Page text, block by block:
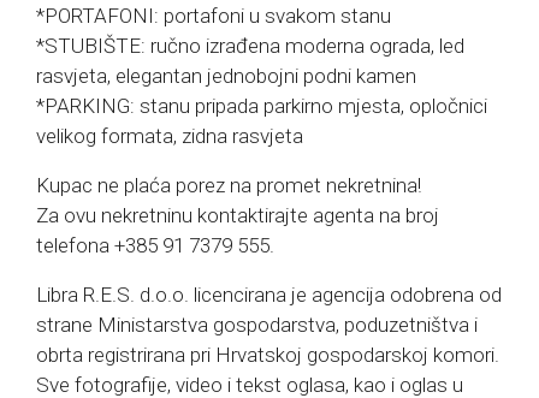
*PORTAFONI: portafoni u svakom stanu
*STUBIŠTE: ručno izrađena moderna ograda, led
rasvjeta, elegantan jednobojni podni kamen
*PARKING: stanu pripada parkirno mjesta, opločnici
velikog formata, zidna rasvjeta
Kupac ne plaća porez na promet nekretnina!
Za ovu nekretninu kontaktirajte agenta na broj
telefona +385 91 7379 555.
Libra R.E.S. d.o.o. licencirana je agencija odobrena od
strane Ministarstva gospodarstva, poduzetništva i
obrta registrirana pri Hrvatskoj gospodarskoj komori.
Sve fotografije, video i tekst oglasa, kao i oglas u